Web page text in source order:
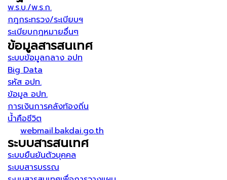
พ.ร.บ./พ.ร.ก.
กฎกระทรวง/ระเบียบฯ
ระเบียบกฏหมายอื่นๆ
ข้อมูลสารสนเทศ
ระบบข้อมูลกลาง อปท
Big Data
รหัส อปท.
ข้อมูล อปท.
การเงินการคลังท้องถิ่น
น้ำคือชีวิต
webmail.bakdai.go.th
ระบบสารสนเทศ
ระบบยืนยันตัวบุคคล
ระบบสารบรรณ